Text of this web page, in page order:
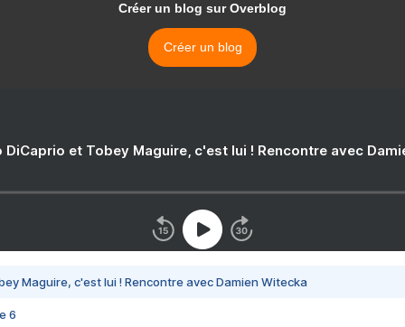
Créer un blog sur Overblog
Créer un blog
DiCaprio et Tobey Maguire, c'est lui ! Rencontre avec
Maguire, c'est lui ! Rencontre avec Damien Witecka
6